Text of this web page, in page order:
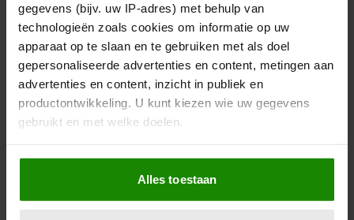
gegevens (bijv. uw IP-adres) met behulp van
technologieën zoals cookies om informatie op uw
apparaat op te slaan en te gebruiken met als doel
gepersonaliseerde advertenties en content, metingen aan
advertenties en content, inzicht in publiek en
productontwikkeling. U kunt kiezen wie uw gegevens
gebruikt en met welke doelen.
Als u het toestaat, willen we ook graag:
Informatie verzamelen over uw geografische
locatie, die tot een paar meter nauwkeurig kan zijn
Alles toestaan